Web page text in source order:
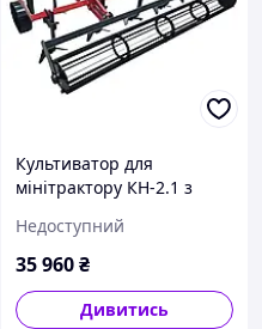
Культиватор для
мінітрактору КН-2.1 з
Недоступний
35 960₴
Дивитись